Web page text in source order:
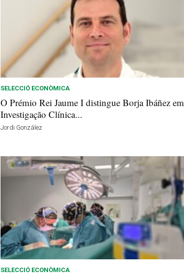
SELECCIÓ ECONÒMICA
O Prémio Rei Jaume I distingue Borja Ibáñez em
Investigação Clínica...
Jordi González
SELECCIÓ ECONÒMICA